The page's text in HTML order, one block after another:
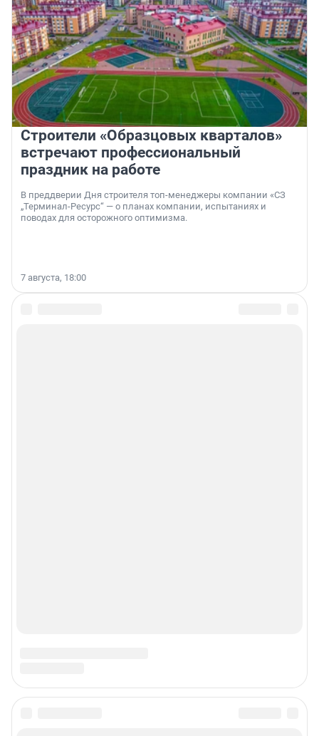
Строители «Образцовых кварталов»
встречают профессиональный
праздник на работе
В преддверии Дня строителя топ-менеджеры компании «СЗ
„Терминал-Ресурс“ — о планах компании, испытаниях и
поводах для осторожного оптимизма.
7 августа, 18:00